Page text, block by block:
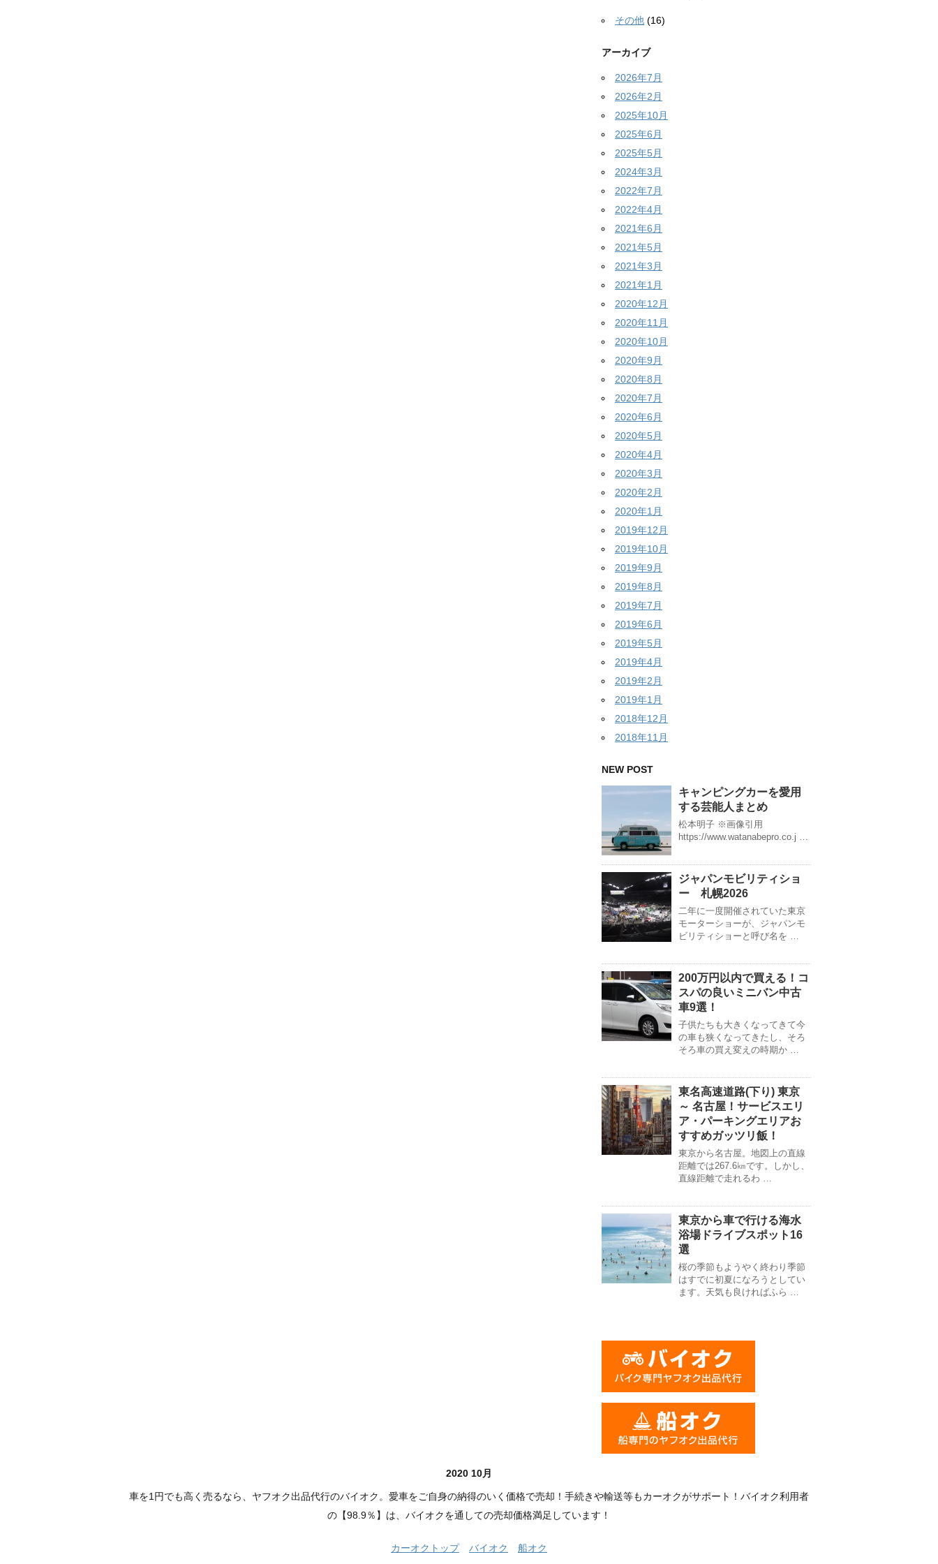
その他 (16)
アーカイブ
2026年7月
2026年2月
2025年10月
2025年6月
2025年5月
2024年3月
2022年7月
2022年4月
2021年6月
2021年5月
2021年3月
2021年1月
2020年12月
2020年11月
2020年10月
2020年9月
2020年8月
2020年7月
2020年6月
2020年5月
2020年4月
2020年3月
2020年2月
2020年1月
2019年12月
2019年10月
2019年9月
2019年8月
2019年7月
2019年6月
2019年5月
2019年4月
2019年2月
2019年1月
2018年12月
2018年11月
NEW POST
キャンピングカーを愛用
する芸能人まとめ
松本明子 ※画像引用
https://www.watanabepro.co.j …
ジャパンモビリティショ
ー 札幌2026
二年に一度開催されていた東京
モーターショーが、ジャパンモ
ビリティショーと呼び名を …
200万円以内で買える！コ
スパの良いミニバン中古
車9選！
子供たちも大きくなってきて今
の車も狭くなってきたし、そろ
そろ車の買え変えの時期か …
東名高速道路(下り) 東京
～ 名古屋！サービスエリ
ア・パーキングエリアお
すすめガッツリ飯！
東京から名古屋。地図上の直線
距離では267.6㎞です。しかし、
直線距離で走れるわ …
東京から車で行ける海水
浴場ドライブスポット16
選
桜の季節もようやく終わり季節
はすでに初夏になろうとしてい
ます。天気も良ければふら …
2020 10月
車を1円でも高く売るなら、ヤフオク出品代行のバイオク。愛車をご自身の納得のいく価格で売却！手続きや輸送等もカーオクがサポート！バイオク利用者
の【98.9％】は、バイオクを通しての売却価格満足しています！
カーオクトップ バイオク 船オク